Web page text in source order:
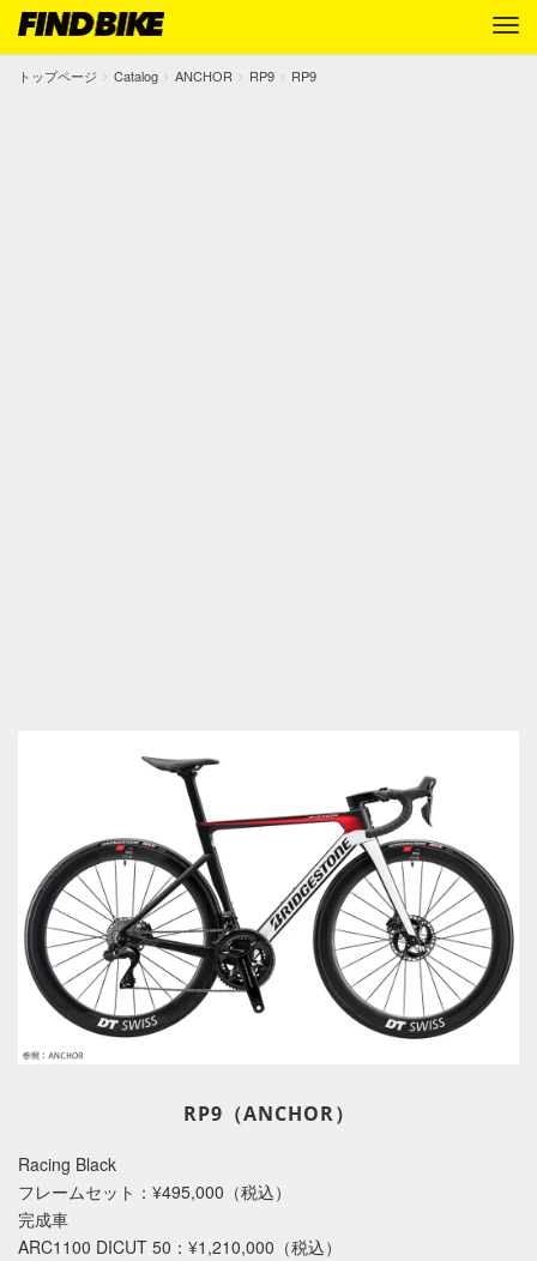
トップページ Catalog ANCHOR RP9 RP9
RP9（ANCHOR）
Racing Black
フレームセット：¥495,000（税込）
完成車
ARC1100 DICUT 50：¥1,210,000（税込）